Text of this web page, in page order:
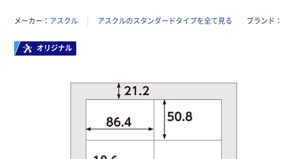
メーカー アスクル アスクルのスタンダードタイプを全て見る ブランド
オリジナル